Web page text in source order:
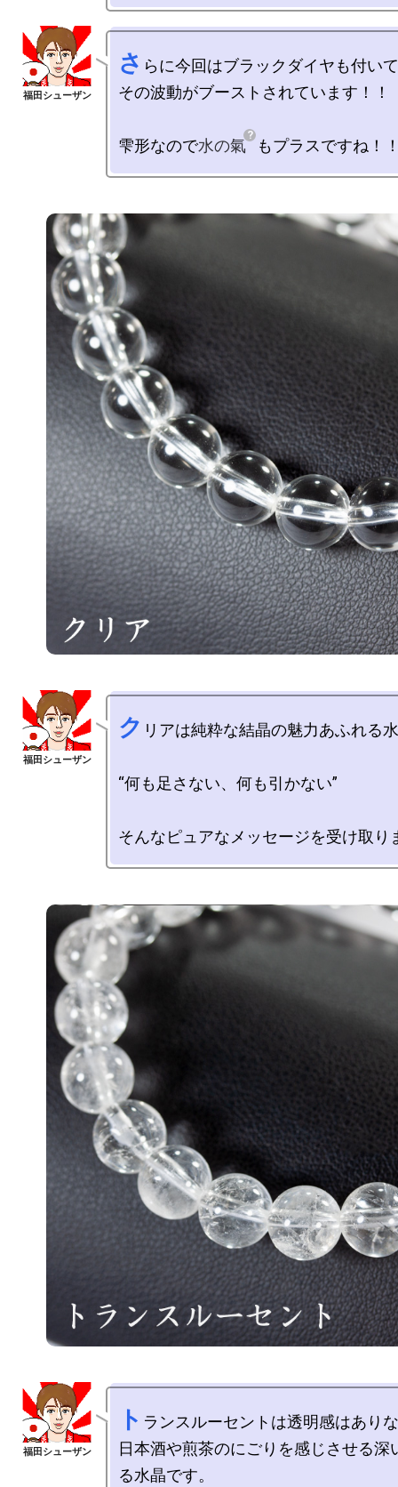
さ らに今回はブラックダイヤも付い
その波動がブーストされています！！
雫形なので水の氣
ク リアは純粋な結晶の魅力あふれる
“何も足さない、何も引かない”
ト ランスルーセントは透明感はあり
日本酒や煎茶のにごりを感じさせる深
る水晶です。